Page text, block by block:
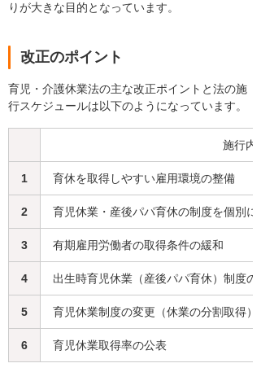
りが大きな目的となっています。
改正のポイント
育児・介護休業法の主な改正ポイントと法の施
行スケジュールは以下のようになっています。
施行内容
1 育休を取得しやすい雇用環境の整備
2 育児休業・産後パパ育休の制度を個別に
3 有期雇用労働者の取得条件の緩和
4 出生時育児休業（産後パパ育休）制度の
5 育児休業制度の変更（休業の分割取得）
6 育児休業取得率の公表